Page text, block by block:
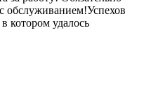
обслуживанием!Успехов
котором удалось